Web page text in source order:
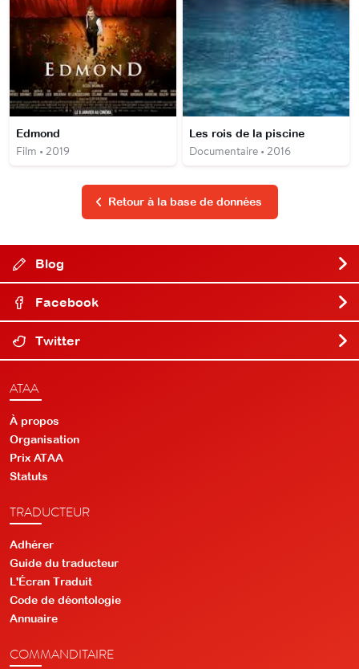
Edmond
Film • 2019
Les rois de la piscine
Documentaire • 2016
Retour à la base de données
Blog
Facebook
Twitter
ATAA
À propos
Organisation
Prix ATAA
Statuts
TRADUCTEUR
Adhérer
Guide du traducteur
L'Écran Traduit
Code de déontologie
Annuaire
COMMANDITAIRE